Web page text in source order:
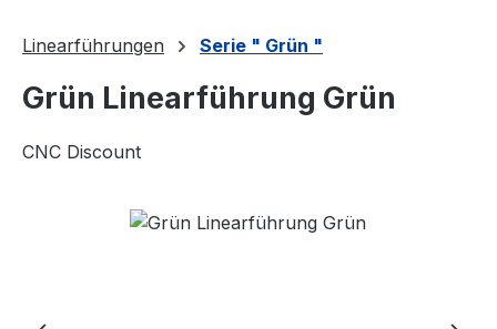
Linearführungen Serie " Grün "
Grün Linearführung Grün
CNC Discount
Bildergalerie überspringen